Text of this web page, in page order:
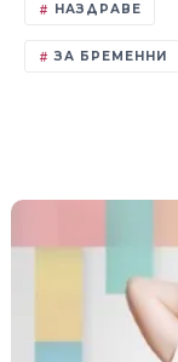
НАЗДРАВЕ
ЗА БРЕМЕННИ